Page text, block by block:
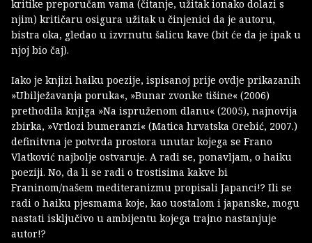
kritike preporučam vama (čitanje, užitak ionako dolazi s
njim) kritičaru osigura užitak u činjenici da je autoru,
bistra oka, gledao u izvrnutu šalicu kave (bit će da je ipak u
njoj bio čaj).
Iako je knjizi haiku poezije, ispisanoj prije ovdje prikazanih
»Ubilježavanja poruka«, »Bunar zvonke tišine« (2006)
prethodila knjiga »Na ispruženom dlanu« (2005), najnovija
zbirka, »Vrtlozi bumeranzi« (Matica hrvatska Orebić, 2007.)
definitvna je potvrda prostora unutar kojega se Frano
Vlatković najbolje ostvaruje. A radi se, ponavljam, o haiku
poeziji. No, da li se radi o trostisima kakve bi
Franinom/našem mediteranizmu propisali Japanci!? Ili se
radi o haiku pjesmama koje, kao uostalom i japanske, mogu
nastati isključivo u ambijentu kojega trajno nastanjuje
autor!?